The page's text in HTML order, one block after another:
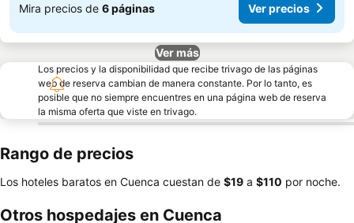
Mira precios de 6 páginas Ver precios
Ver más
Los precios y la disponibilidad que recibe trivago de las páginas
web de reserva cambian de manera constante. Por lo tanto, es
posible que no siempre encuentres en una página web de reserva
la misma oferta que viste en trivago.
Rango de precios
Los hoteles baratos en Cuenca cuestan de ‎$19 a ‎$110 por noche.
Otros hospedajes en Cuenca